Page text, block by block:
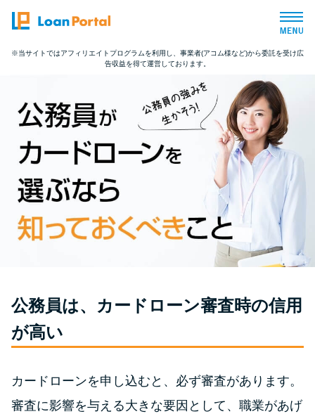
トップページ
おすすめコンテンツ
総合人気ランキング
とにかくすぐ借りたい方向け
バレずに借りたい方向け
カードローンQ&A
※当サイトではアフィリエイトプログラムを利用し、事業者(アコム様など)から委託を受け広
告収益を得て運営しております。
公務員は、カードローン審査時の信用
が高い
カードローンを申し込むと、必ず審査があります。
審査に影響を与える大きな要因として、職業があげ